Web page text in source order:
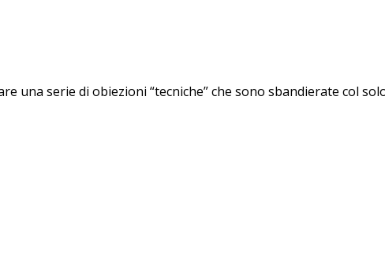
una serie di obiezioni “tecniche” che sono sbandierate col